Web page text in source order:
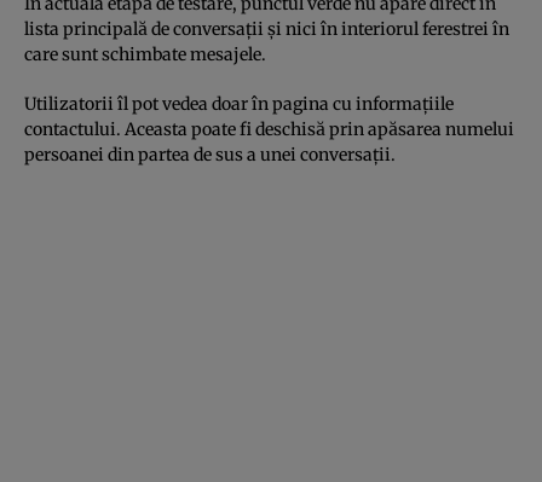
lista principală de conversații și nici în interiorul ferestrei în
care sunt schimbate mesajele.
Utilizatorii îl pot vedea doar în pagina cu informațiile
contactului. Aceasta poate fi deschisă prin apăsarea numelui
persoanei din partea de sus a unei conversații.